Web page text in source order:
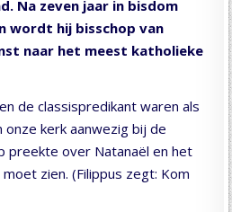
Na zeven jaar in bisdom
wordt hij bisschop van
naar het meest katholieke
de classispredikant waren als
kerk aanwezig bij de
preekte over Natanaël en het
zien. (Filippus zegt: Kom